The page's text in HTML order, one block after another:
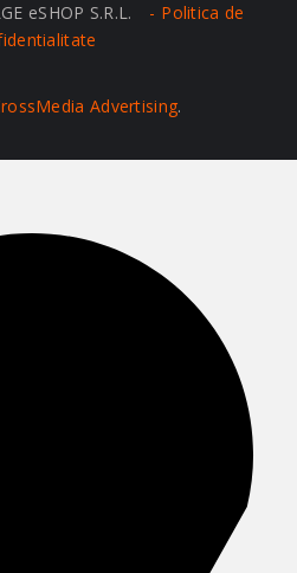
eSHOP S.R.L.
Politica de
Advertising.